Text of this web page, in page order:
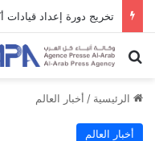
بحث عن
الرئيسية / أخبار العالم
أخبار العالم